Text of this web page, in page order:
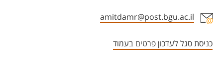
amitdamr@post.bgu.ac.il
כניסת סגל לעדכון פרטים בעמוד